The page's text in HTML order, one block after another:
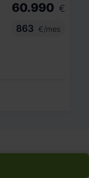
60.990 €
863
€/mes